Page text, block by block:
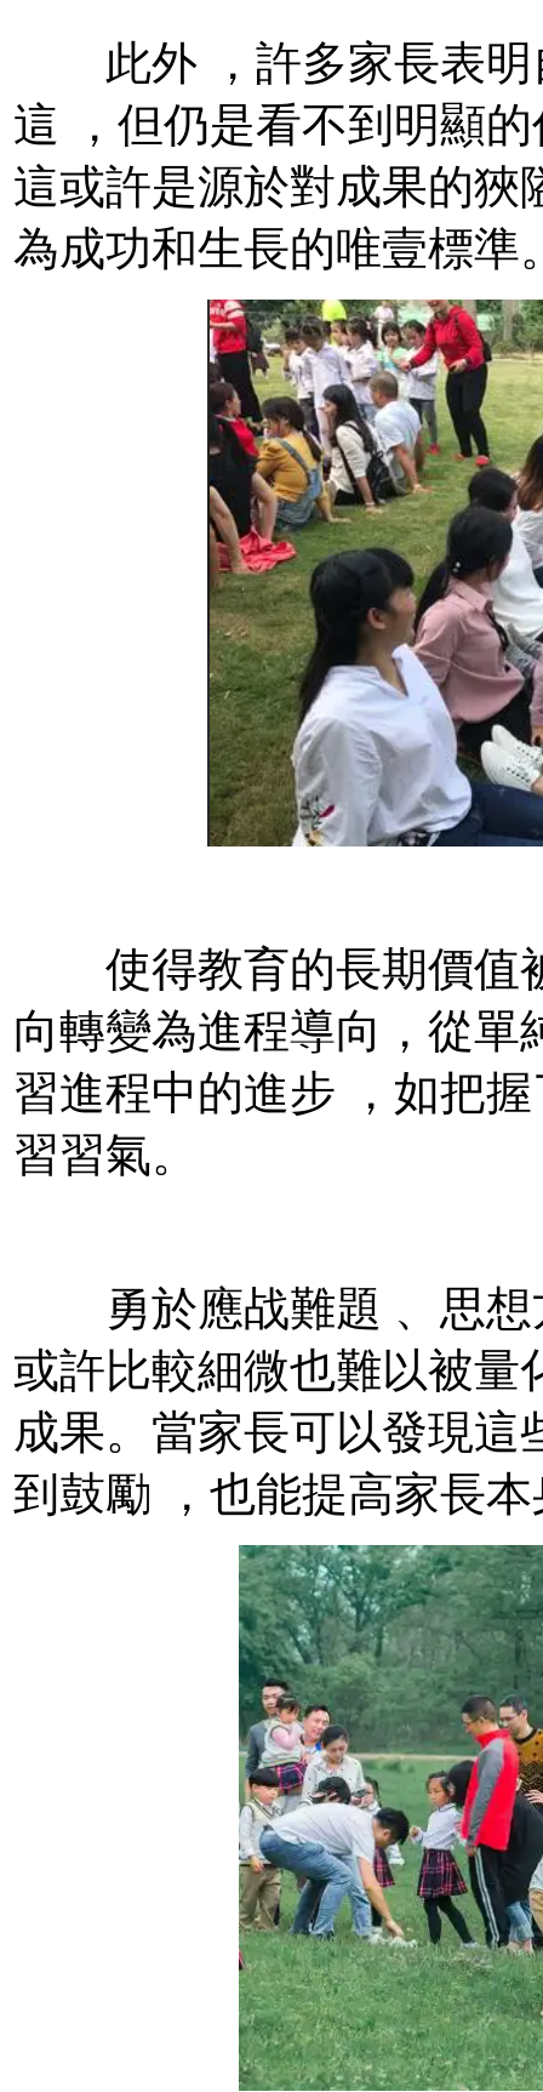
此外 ，許多家長表明
這 ，但仍是看不到明顯的
這或許是源於對成果的
為成功和生長的唯壹標準
使得教育的長期價值被
向轉變為進程導向，
習進程中的進步 ，如把握
習習氣。
勇於應战難題 、思想方
或許比較細微也難以被量
成果。當家長可以發現
到鼓勵 ，也能提高家長本